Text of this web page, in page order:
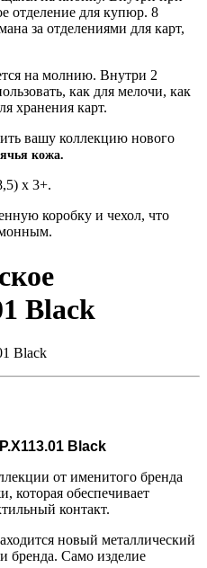
отделение для купюр. 8
за отделениями для карт,
на молнию. Внутри 2
как для мелочи, как
хранения карт.
вашу коллекцию нового
кожа.
х 3+.
коробку и чехол, что
Black
Black
Black
от именитого бренда
которая обеспечивает
контакт.
новый металлический
бренда. Само изделие